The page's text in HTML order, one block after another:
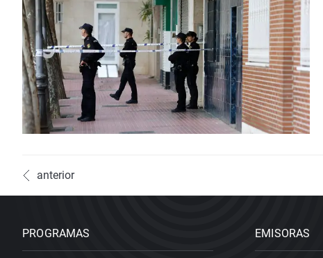
anterior
PROGRAMAS EMISORAS